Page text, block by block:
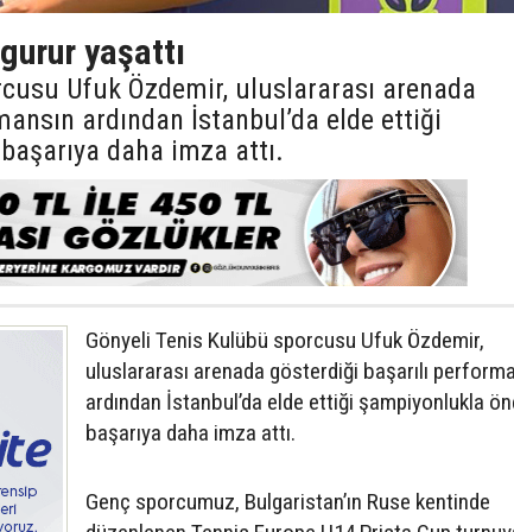
yaşattı
Ufuk Özdemir, uluslararası arenada
ardından İstanbul’da elde ettiği
daha imza attı.
Gönyeli Tenis Kulübü sporcusu Ufuk Özdemir,
uluslararası arenada gösterdiği başarılı
ardından İstanbul’da elde ettiği şampiyonlukla
başarıya daha imza attı.
Genç sporcumuz, Bulgaristan’ın Ruse kentinde